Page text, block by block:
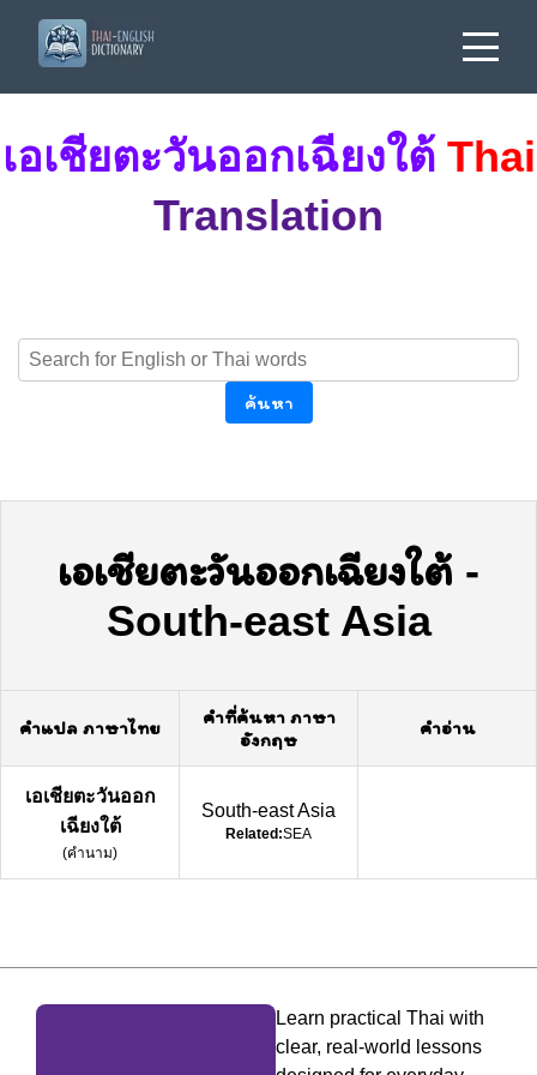
เอเชียตะวันออกเฉียงใต้ Thai
Translation
ค้นหา
เอเชียตะวันออกเฉียงใต้ -
South-east Asia
คำแปล ภาษาไทย
คำที่ค้นหา ภาษา
อังกฤษ
คำอ่าน
เอเชียตะวันออก
เฉียงใต้
(คำนาม)
South-east Asia
Related:SEA
Learn practical Thai with
clear, real-world lessons